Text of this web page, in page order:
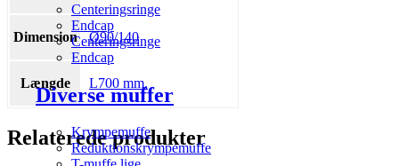
Centeringsringe
Endcap
Centeringsringe
Endcap
Diverse muffer
Krympemuffe
Reduktionskrympemuffe
Dimension Ø90/140
Længde L700 mm.
Relaterede produkter